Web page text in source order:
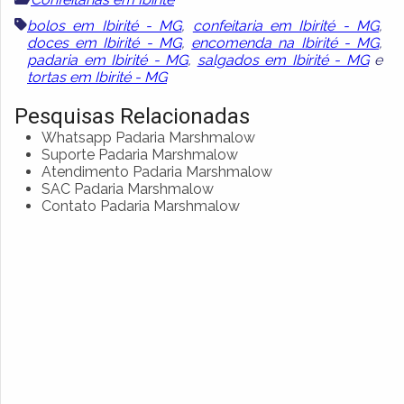
bolos em Ibirité - MG, confeitaria em Ibirité - MG,
doces em Ibirité - MG, encomenda na Ibirité - MG,
padaria em Ibirité - MG, salgados em Ibirité - MGe
tortas em Ibirité - MG
Pesquisas Relacionadas
Whatsapp Padaria Marshmalow
Suporte Padaria Marshmalow
Atendimento Padaria Marshmalow
SAC Padaria Marshmalow
Contato Padaria Marshmalow